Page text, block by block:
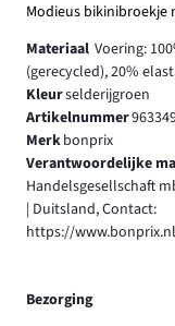
Modieus bikinibroekje
Materiaal Voering:
(gerecycled), 20%
Kleurselderijgroen
Artikelnummer
Merkbonprix
Verantwoordelijke
Handelsgesellschaft
| Duitsland, Contact:
https://
Bezorging